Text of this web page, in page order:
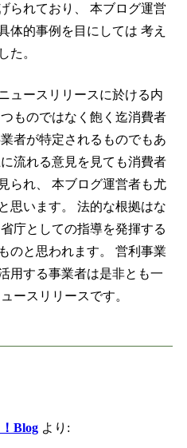
られており、 本ブログ運営
体的事例を目にしては 考え
た。
ュースリリースに於ける内
ものではなく飽く迄消費者
者が特定されるものでもあ
流れる意見を見ても消費者
られ、 本ブログ運営者も尤
思います。 法的な根拠はな
庁としての指導を発揮する
のと思われます。 営利事業
用する事業者は是非とも一
ースリリースです。
Blog より: